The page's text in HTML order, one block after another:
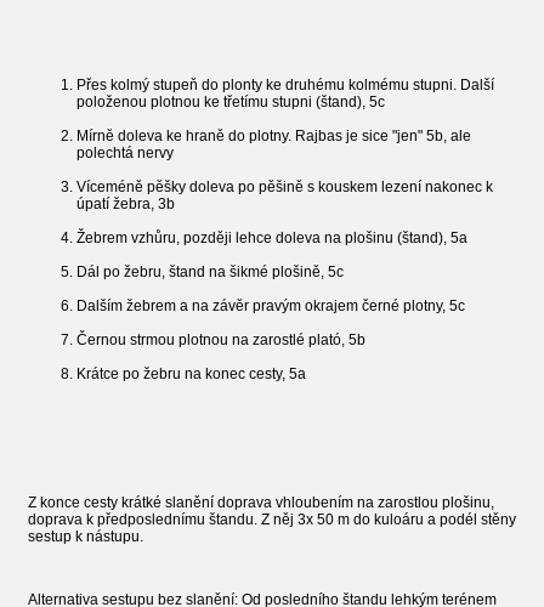
Přes kolmý stupeň do plonty ke druhému kolmému stupni. Další
položenou plotnou ke třetímu stupni (štand), 5c
Mírně doleva ke hraně do plotny. Rajbas je sice "jen" 5b, ale
polechtá nervy
Víceméně pěšky doleva po pěšině s kouskem lezení nakonec k
úpatí žebra, 3b
Žebrem vzhůru, později lehce doleva na plošinu (štand), 5a
Dál po žebru, štand na šikmé plošině, 5c
Dalším žebrem a na závěr pravým okrajem černé plotny, 5c
Černou strmou plotnou na zarostlé plató, 5b
Krátce po žebru na konec cesty, 5a
Z konce cesty krátké slanění doprava vhloubením na zarostlou plošinu,
doprava k předposlednímu štandu. Z něj 3x 50 m do kuloáru a podél stěny
sestup k nástupu.
Alternativa sestupu bez slanění: Od posledního štandu lehkým terénem